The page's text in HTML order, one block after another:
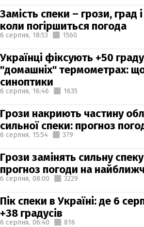
Замість спеки – грози, град
коли погіршиться погода
6 серпня, 18:53 1560
Українці фіксують +50
"домашніх" термометрах:
синоптики
6 серпня, 16:46 1635
Грози накриють частину
сильної спеки: прогноз
6 серпня, 15:54 379
Грози замінять сильну
прогноз погоди на
6 серпня, 08:00 3229
Пік спеки в Україні: де 6
+38 градусів
6 серпня, 06:40 816